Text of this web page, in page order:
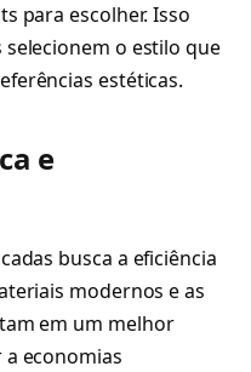
para escolher. Isso
o estilo que
estéticas.
e
busca a eficiência
modernos e as
em um melhor
economias